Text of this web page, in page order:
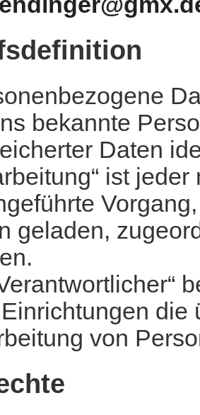
bekannte
Daten
ist
geladen,
die
von